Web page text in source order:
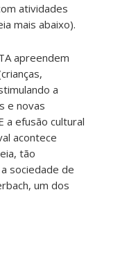
atividades
mais abaixo).
apreendem
a
e novas
a efusão cultural
acontece
tão
sociedade de
um dos